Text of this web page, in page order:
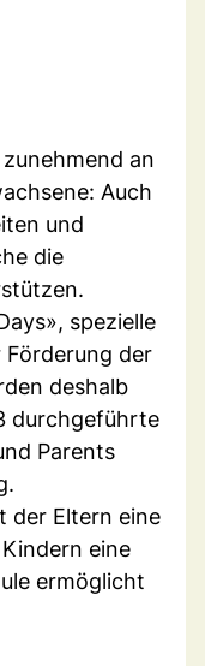
an
Auch
und
die
spezielle
Förderung der
deshalb
durchgeführte
Parents
der Eltern eine
eine
ermöglicht